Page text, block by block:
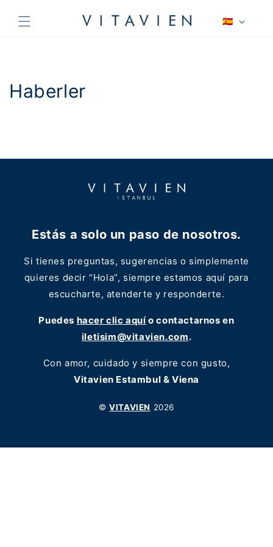
directamente
al contenido
🇪🇸
Haberler
Estás a solo un paso de nosotros.
Si tienes preguntas, sugerencias o simplemente
quieres decir “Hola”, siempre estamos aquí para
escucharte, atenderte y responderte.
Puedes hacer clic aquío contactarnos en
iletisim@vitavien.com.
Con amor, cuidado y siempre con gusto,
Vitavien Estambul & Viena
©VITAVIEN 2026